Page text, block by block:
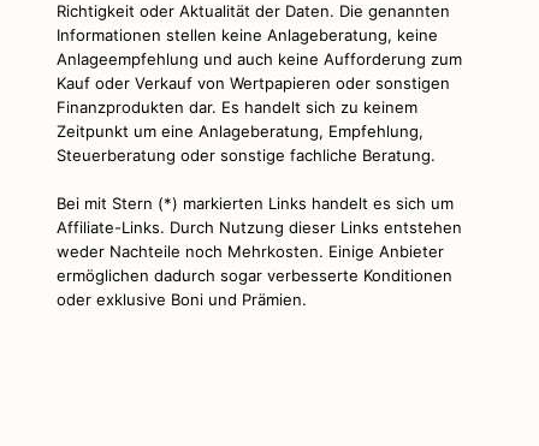
Richtigkeit oder Aktualität der Daten. Die genannten
Informationen stellen keine Anlageberatung, keine
Anlageempfehlung und auch keine Aufforderung zum
Kauf oder Verkauf von Wertpapieren oder sonstigen
Finanzprodukten dar. Es handelt sich zu keinem
Zeitpunkt um eine Anlageberatung, Empfehlung,
Steuerberatung oder sonstige fachliche Beratung.
Bei mit Stern (*) markierten Links handelt es sich um
Affiliate-Links. Durch Nutzung dieser Links entstehen
weder Nachteile noch Mehrkosten. Einige Anbieter
ermöglichen dadurch sogar verbesserte Konditionen
oder exklusive Boni und Prämien.